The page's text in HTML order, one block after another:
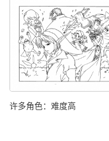
许多角色：难度高